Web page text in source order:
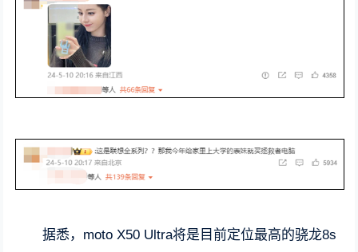
据悉，moto X50 Ultra将是目前定位最高的骁龙8s